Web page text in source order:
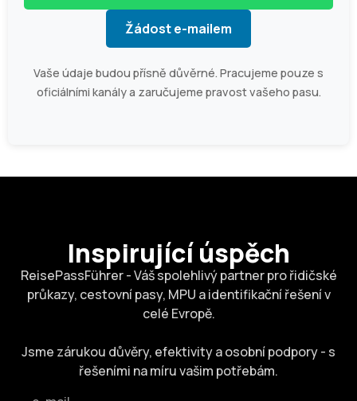
Žádost e-mailem
Vaše údaje budou přísně důvěrné. Pracujeme pouze s
oficiálními kanály a zaručujeme pravost vašeho pasu.
Inspirující úspěch
ReisePassFührer - Váš spolehlivý partner pro řidičské
průkazy, cestovní pasy, MPU a identifikační řešení v
celé Evropě.
Jsme zárukou důvěry, efektivity a osobní podpory - s
řešeními na míru vašim potřebám.